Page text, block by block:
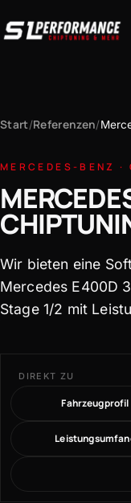
Start/Referenzen/
MERCEDES-BENZ ·
Wir bieten eine
Mercedes E400D
Stage 1/2 mit
DIREKT ZU
Fahrzeugprofil